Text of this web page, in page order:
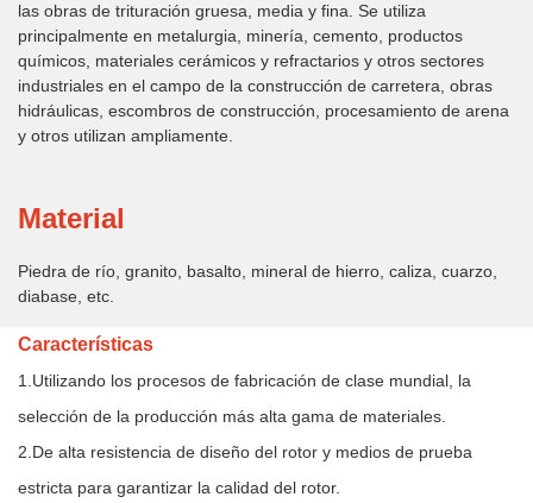
industriales en el campo de la construcción de
carretera, obras hidráulicas, escombros de
construcción, procesamiento de arena y otros
las obras de trituración gruesa, media y fina. Se utiliza
principalmente en metalurgia, minería, cemento, productos
químicos, materiales cerámicos y refractarios y otros sectores
industriales en el campo de la construcción de carretera, obras
hidráulicas, escombros de construcción, procesamiento de arena
y otros utilizan ampliamente.
Material
Piedra de río, granito, basalto, mineral de hierro, caliza, cuarzo,
diabase, etc.
Características
1.Utilizando los procesos de fabricación de clase mundial, la
selección de la producción más alta gama de materiales.
2.De alta resistencia de diseño del rotor y medios de prueba
estricta para garantizar la calidad del rotor.